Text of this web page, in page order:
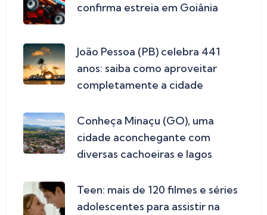
confirma estreia em Goiânia
João Pessoa (PB) celebra 441
anos: saiba como aproveitar
completamente a cidade
Conheça Minaçu (GO), uma
cidade aconchegante com
diversas cachoeiras e lagos
Teen: mais de 120 filmes e séries
adolescentes para assistir na